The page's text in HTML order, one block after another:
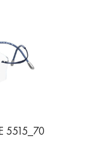
5515_70